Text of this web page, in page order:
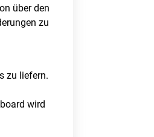
über den
zu
zu liefern.
wird